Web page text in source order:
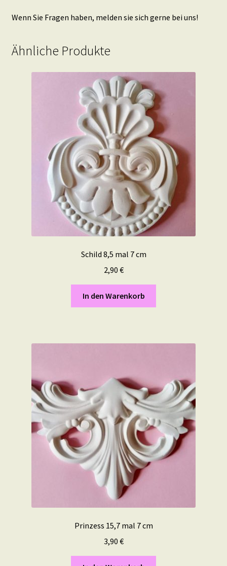
Wenn Sie Fragen haben, melden sie sich gerne bei uns!
Ähnliche Produkte
Schild 8,5 mal 7 cm
2,90 €
In den Warenkorb
Prinzess 15,7 mal 7 cm
3,90 €